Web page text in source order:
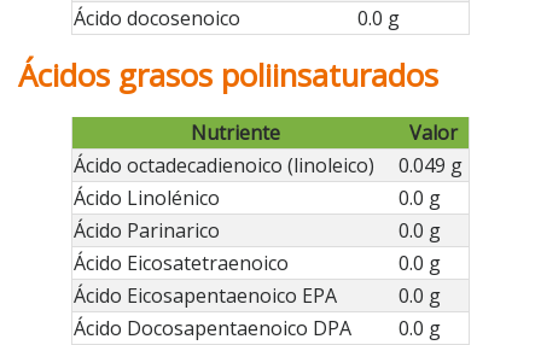
Ácido docosenoico
0.0 g
Ácidos grasos poliinsaturados
Nutriente
Valor
Ácido octadecadienoico (linoleico)
0.049 g
Ácido Linolénico
0.0 g
Ácido Parinarico
0.0 g
Ácido Eicosatetraenoico
0.0 g
Ácido Eicosapentaenoico EPA
0.0 g
Ácido Docosapentaenoico DPA
0.0 g